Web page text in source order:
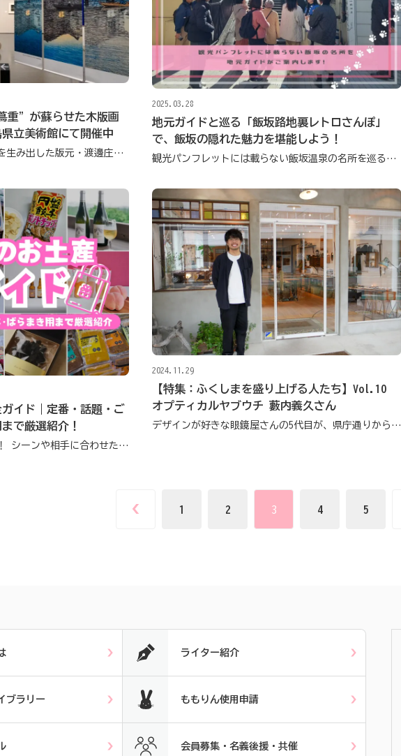
重”が蘇らせた木版画
県立美術館にて開催中
進化した浮世絵「新版画」を生み出した版元・渡邊庄三郎と、作品の見どころをご紹介
2025.03.28
地元ガイドと巡る「飯坂路地裏レトロさんぽ」
で、飯坂の隠れた魅力を堪能しよう！
観光パンフレットには載らない飯坂温泉の名所を巡る路地裏散策ツアーが6月にスタート
ガイド｜定番・話題・ご
で厳選紹介！
スイーツや地酒、雑貨など！ シーンや相手に合わせたおすすめのお土産がきっと見つかる
2024.11.29
【特集：ふくしまを盛り上げる人たち】Vol.10
オプティカルヤブウチ 藪内義久さん
デザインが好きな眼鏡屋さんの5代目が、県庁通りから「ちいさな街を作る」
1 2 3 4 5
ブラリー
ライター紹介
ももりん使用申請
会員募集・名義後援・共催